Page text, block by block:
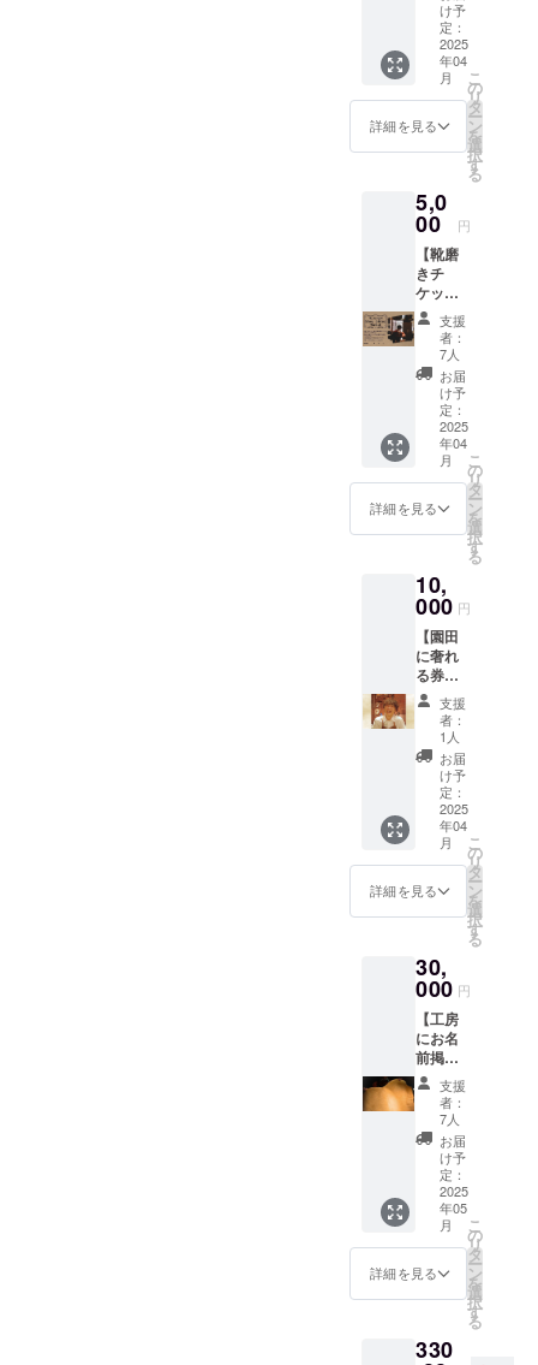
メール
アドレ
スを記
載して
いただ
けたら
園田か
ていた
だきま
す。
ない感
謝の気
持ちを
込め
て、園
田が手
書きで
お礼の
葉書を
いたし
ます！
そのた
め、送
り先の
ご住所
と氏名
をご入
力お願
いして
おりま
すっ！
け予
定：
2025
年04
月
詳細を見る
こ
の
リ
タ
ー
ン
を
選
択
す
る
5,0
00 円
【靴磨
きチ
ケッ
ト】プ
レゼン
トにも
おすす
めで
す！ 靴
磨きを
させて
いただ
くだけ
ではな
く、つ
いでに
見学し
て色々
な革を
見て触
り、運
が良け
れば制
作途中
の靴が
見れた
りしま
す！ ・
一足に
つき一
枚ずつ
の利用
が可能
換はで
きませ
ん。お
つりは
でませ
ん。 ・
住所と
名前を
入力し
ていた
だき、
後日チ
ケット
を送ら
せてい
ただき
ます！
ト到着
支援
者：
7人
お届
け予
定：
2025
年04
月
詳細を見る
こ
の
リ
タ
ー
ン
を
選
択
す
る
10,
000 円
【園田
に奢れ
る券】
なぜか
お金を
払って
ご飯に
行く。
しかも
奢り
で。し
かも高
い。な
んなら
交通費
も負担
きゃな
らな
い。
まった
くもっ
てとて
つもな
くメ
リット
が無い
という
史上最
低なリ
ターン
です
が、園
田に
ために
支援
者：
1人
お届
け予
定：
2025
年04
月
詳細を見る
こ
の
リ
タ
ー
ン
を
選
択
す
る
30,
000 円
【工房
にお名
前掲
載】 革
に支援
者様の
お名前
（ニッ
クネー
ム）を
書かせ
ていた
だき、
工房に
掲載さ
せてい
ます！
支援
者：
7人
お届
け予
定：
2025
年05
月
詳細を見る
こ
の
リ
タ
ー
ン
を
選
択
す
る
330